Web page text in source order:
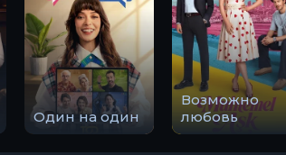
Один на один
Возможно
любовь